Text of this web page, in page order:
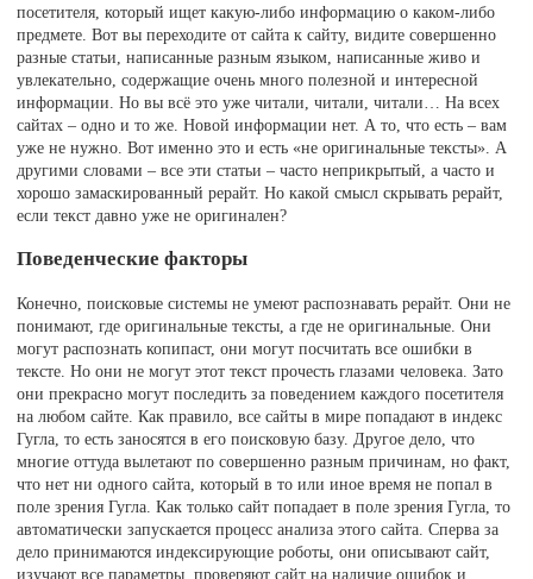
посетителя, который ищет какую-либо информацию о каком-либо
предмете. Вот вы переходите от сайта к сайту, видите совершенно
разные статьи, написанные разным языком, написанные живо и
увлекательно, содержащие очень много полезной и интересной
информации. Но вы всё это уже читали, читали, читали… На всех
сайтах – одно и то же. Новой информации нет. А то, что есть – вам
уже не нужно. Вот именно это и есть «не оригинальные тексты». А
другими словами – все эти статьи – часто неприкрытый, а часто и
хорошо замаскированный рерайт. Но какой смысл скрывать рерайт,
если текст давно уже не оригинален?
Поведенческие факторы
Конечно, поисковые системы не умеют распознавать рерайт. Они не
понимают, где оригинальные тексты, а где не оригинальные. Они
могут распознать копипаст, они могут посчитать все ошибки в
тексте. Но они не могут этот текст прочесть глазами человека. Зато
они прекрасно могут последить за поведением каждого посетителя
на любом сайте. Как правило, все сайты в мире попадают в индекс
Гугла, то есть заносятся в его поисковую базу. Другое дело, что
многие оттуда вылетают по совершенно разным причинам, но факт,
что нет ни одного сайта, который в то или иное время не попал в
поле зрения Гугла. Как только сайт попадает в поле зрения Гугла, то
автоматически запускается процесс анализа этого сайта. Сперва за
дело принимаются индексирующие роботы, они описывают сайт,
изучают все параметры, проверяют сайт на наличие ошибок и